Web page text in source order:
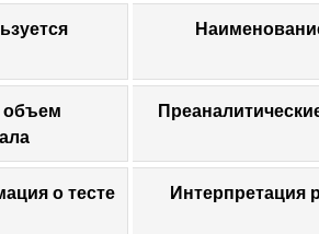
о тесте Интерпретация